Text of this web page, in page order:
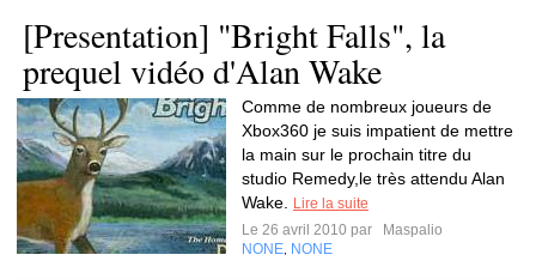
[Presentation] "Bright Falls", la
prequel vidéo d'Alan Wake
Comme de nombreux joueurs de
Xbox360 je suis impatient de mettre
la main sur le prochain titre du
studio Remedy,le très attendu Alan
Wake.
Lire la suite
Le 26 avril 2010 par
Maspalio
NONE NONE